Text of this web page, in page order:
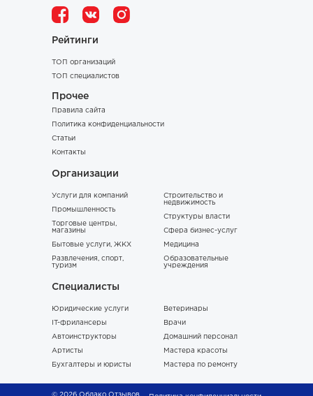
Рейтинги
ТОП организаций
ТОП специалистов
Прочее
Правила сайта
Политика конфиденциальности
Статьи
Контакты
Организации
Услуги для компаний
Промышленность
Торговые центры,
магазины
Бытовые услуги, ЖКХ
Развлечения, спорт,
туризм
Строительство и
недвижимость
Структуры власти
Сфера бизнес-услуг
Медицина
Образовательные
учреждения
Специалисты
Юридические услуги
IT-фрилансеры
Автоинструкторы
Артисты
Бухгалтеры и юристы
Ветеринары
Врачи
Домашний персонал
Мастера красоты
Мастера по ремонту